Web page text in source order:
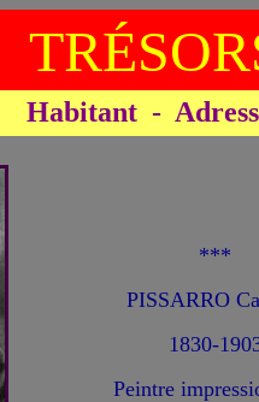
Habitant -
***
PISSARRO
1830-
Peintre